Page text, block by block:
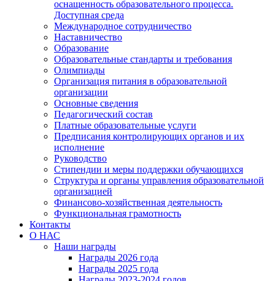
оснащенность образовательного процесса.
Доступная среда
Международное сотрудничество
Наставничество
Образование
Образовательные стандарты и требования
Олимпиады
Организация питания в образовательной
организации
Основные сведения
Педагогический состав
Платные образовательные услуги
Предписания контролирующих органов и их
исполнение
Руководство
Стипендии и меры поддержки обучающихся
Структура и органы управления образовательной
организацией
Финансово-хозяйственная деятельность
Функциональная грамотность
Контакты
О НАС
Наши награды
Награды 2026 года
Награды 2025 года